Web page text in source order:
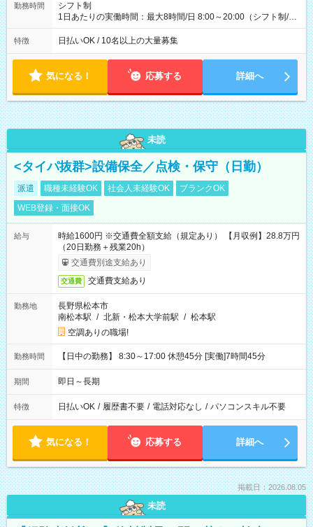
勤務時間
シフト制
1日あたりの実働時間：最大8時間/日 8:00～20:00（シフト制/実
働8時間） ※週5日勤務（場所次第では週4も有り） ※配達状況
によって時間外での勤務可能性有り ※案件により多少の前後あ
特徴 日払いOK / 10名以上の大量募集
気になる！ 応募する 詳細へ
未読
<タイパ抜群>設備保全／点検・保守（日勤）
派遣 職種未経験OK 社会人未経験OK
ブランクOK
WEB登録・面接OK
給与
時給1600円 ※交通費全額支給（規定あり） 【月収例】28.8万円
（20日勤務＋残業20h）
交通費別途支給あり
交通費 交通費支給あり
勤務地
長野県松本市
南松本駅 / 北新・松本大学前駅 / 松本駅
空調ありの職場!
勤務時間 【日中の勤務】 8:30～17:00 休憩45分 [実働]7時間45分
期間 即日～長期
特徴 日払いOK / 履歴書不要 / 電話対応なし / パソコンスキル不要
気になる！ 応募する 詳細へ
掲載日：2026.08.05
未読